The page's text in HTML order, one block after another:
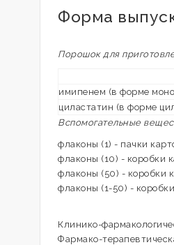
Форма
Порошок для
имипенем (в форме
циластатин (в форме
Вспомогательные
флаконы (1) - пачки
флаконы (10) - коробки
флаконы (50) - коробки
флаконы (1-50) -
Клинико-
Фармако-